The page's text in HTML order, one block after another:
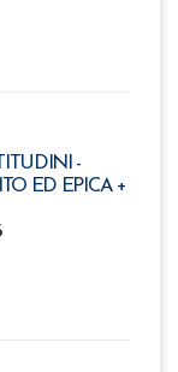
-
ED EPICA +